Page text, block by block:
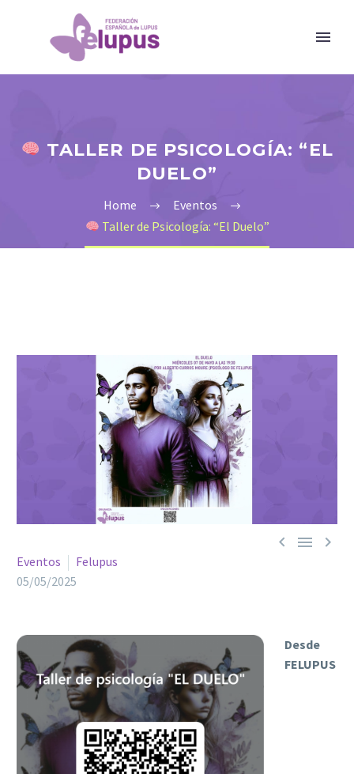
TALLER DE PSICOLOGÍA: “EL
DUELO”
Home
Eventos
Taller de Psicología: “El Duelo”
  
Eventos
Felupus
05/05/2025
Desde
FELUPUS